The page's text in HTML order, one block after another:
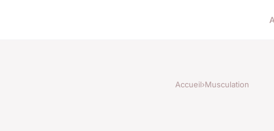
Accueil›Musculation